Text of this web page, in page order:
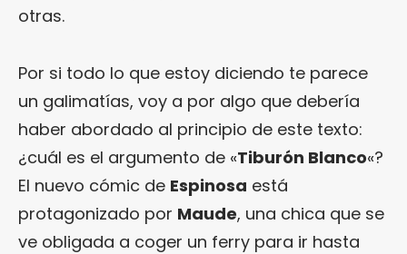
otras.
Por si todo lo que estoy diciendo te parece
un galimatías, voy a por algo que debería
haber abordado al principio de este texto:
¿cuál es el argumento de «Tiburón Blanco«?
El nuevo cómic de Espinosa está
protagonizado por Maude, una chica que se
ve obligada a coger un ferry para ir hasta